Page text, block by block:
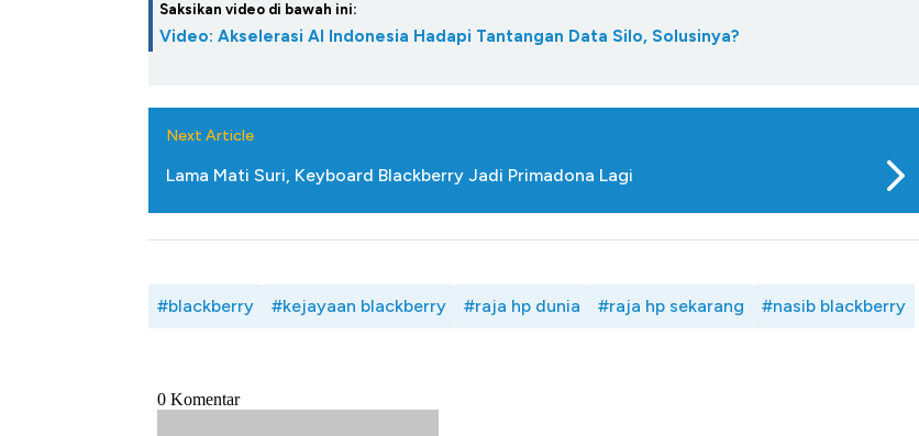
Saksikan video di bawah ini:
Video: Akselerasi AI Indonesia Hadapi Tantangan Data Silo, Solusinya?
Next Article
Lama Mati Suri, Keyboard Blackberry Jadi Primadona Lagi
#blackberry #kejayaan blackberry #raja hp dunia #raja hp sekarang #nasib blackberry